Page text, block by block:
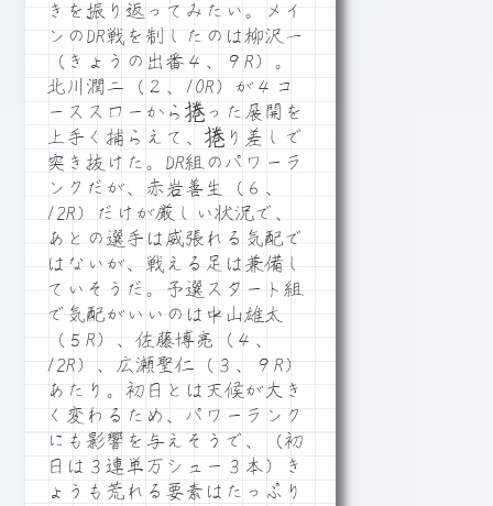
きを振り返ってみたい。メイ
ンのDR戦を制したのは柳沢一
（きょうの出番４、９R）。
北川潤二（２、10R）が４コ
ーススローから捲った展開を
上手く捕らえて、捲り差しで
突き抜けた。DR組のパワーラ
ンクだが、赤岩善生（６、
12R）だけが厳しい状況で、
あとの選手は威張れる気配で
はないが、戦える足は兼備し
ていそうだ。予選スタート組
で気配がいいのは中山雄太
（５R）、佐藤博亮（４、
12R）、広瀬聖仁（３、９R）
あたり。初日とは天候が大き
く変わるため、パワーランク
にも影響を与えそうで、（初
日は３連単万シュー３本）き
ょうも荒れる要素はたっぷり